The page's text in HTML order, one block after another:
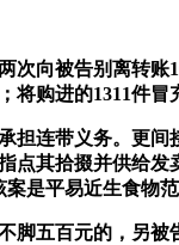
被告别离转账
购进的1311件
连带义务。更间
点其拾掇并供给
是平易近生食物
百元的，另被